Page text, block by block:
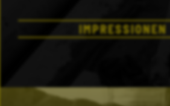
IMPRESSIONEN